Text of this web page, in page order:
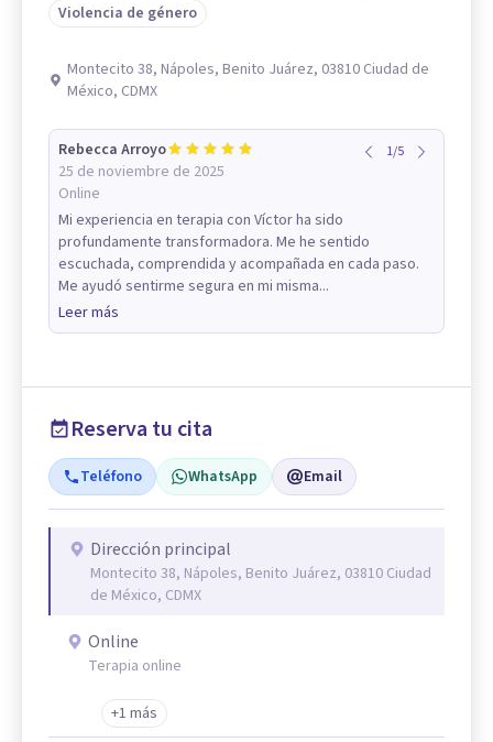
Violencia de género
Montecito 38, Nápoles, Benito Juárez, 03810 Ciudad de
México, CDMX
Rebecca Arroyo
25 de noviembre de 2025
Online
1/5
Mi experiencia en terapia con Víctor ha sido
profundamente transformadora. Me he sentido
escuchada, comprendida y acompañada en cada paso.
Me ayudó sentirme segura en mi misma...
Leer más
Reserva tu cita
Teléfono WhatsApp Email
Dirección principal
Montecito 38, Nápoles, Benito Juárez, 03810 Ciudad
de México, CDMX
Online
Terapia online
+1 más